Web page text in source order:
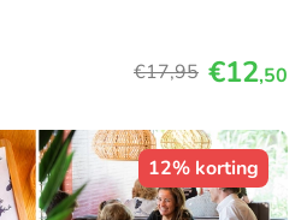
€17,95 €12,50
12% korting